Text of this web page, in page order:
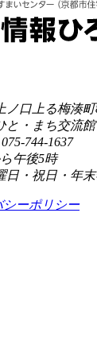
ノ口上る梅湊
と・まち交
744-1637
午後5時
日・祝日・年
シーポリシー